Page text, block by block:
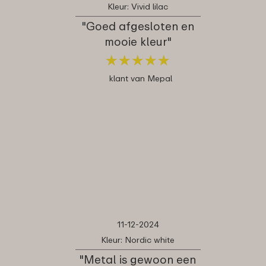
Kleur: Vivid lilac
"Goed afgesloten en
mooie kleur"
★★★★★
★★★★★
klant van Mepal
11-12-2024
Kleur: Nordic white
"Metal is gewoon een